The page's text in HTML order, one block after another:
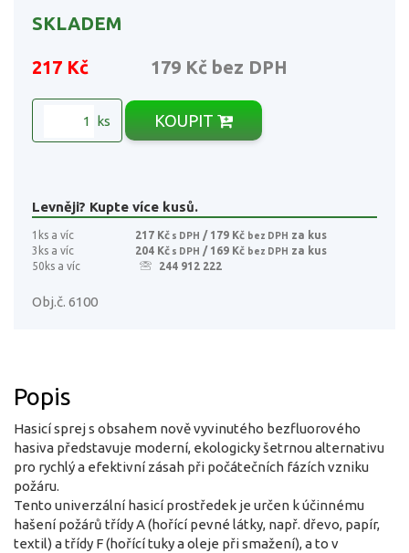
SKLADEM
217 Kč 179 Kč bez DPH
ks KOUPIT
Levněji? Kupte více kusů.
1ks a víc 217 Kč s DPH / 179 Kč bez DPH za kus
3ks a víc
204 Kč s DPH / 169 Kč bez DPH za kus
50ks a víc
244 912 222
Obj.č. 6100
Popis
Hasicí sprej s obsahem nově vyvinutého bezfluorového
hasiva představuje moderní, ekologicky šetrnou alternativu
pro rychlý a efektivní zásah při počátečních fázích vzniku
požáru.
Tento univerzální hasicí prostředek je určen k účinnému
hašení požárů třídy A (hořící pevné látky, např. dřevo, papír,
textil) a třídy F (hořící tuky a oleje při smažení), a to v